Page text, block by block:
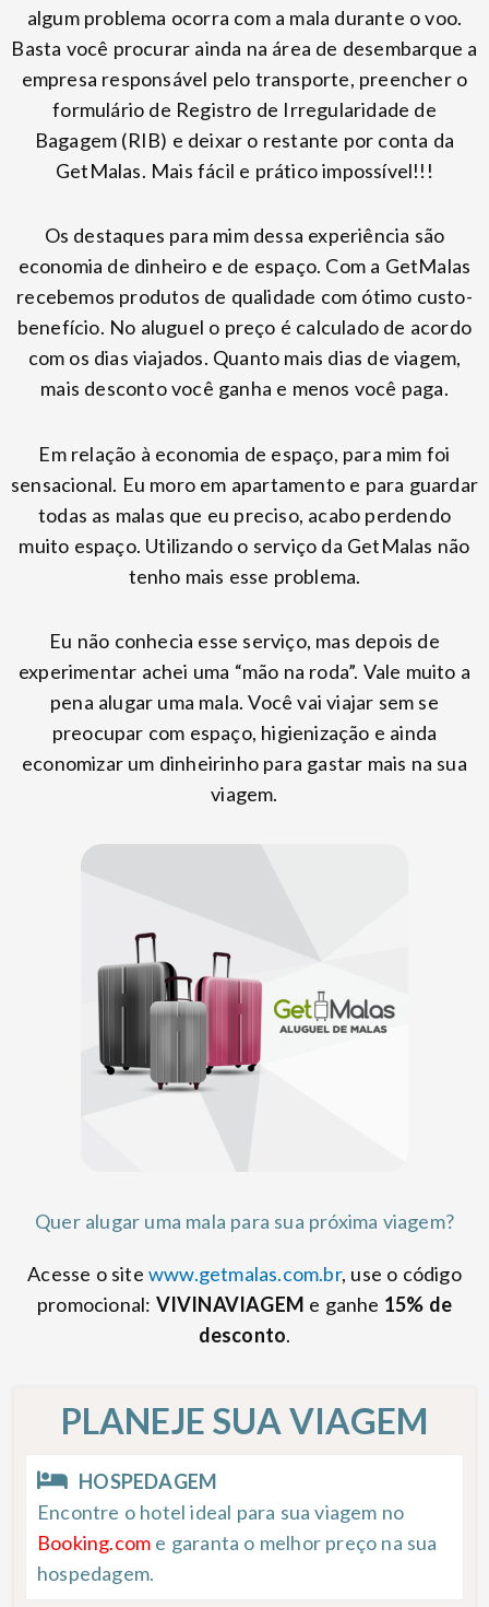
algum problema ocorra com a mala durante o voo.
Basta você procurar ainda na área de desembarque a
empresa responsável pelo transporte, preencher o
formulário de Registro de Irregularidade de
Bagagem (RIB) e deixar o restante por conta da
GetMalas. Mais fácil e prático impossível!!!
Os destaques para mim dessa experiência são
economia de dinheiro e de espaço. Com a GetMalas
recebemos produtos de qualidade com ótimo custo-
benefício. No aluguel o preço é calculado de acordo
com os dias viajados. Quanto mais dias de viagem,
mais desconto você ganha e menos você paga.
Em relação à economia de espaço, para mim foi
sensacional. Eu moro em apartamento e para guardar
todas as malas que eu preciso, acabo perdendo
muito espaço. Utilizando o serviço da GetMalas não
tenho mais esse problema.
Eu não conhecia esse serviço, mas depois de
experimentar achei uma “mão na roda”. Vale muito a
pena alugar uma mala. Você vai viajar sem se
preocupar com espaço, higienização e ainda
economizar um dinheirinho para gastar mais na sua
viagem.
Quer alugar uma mala para sua próxima viagem?
Acesse o sitewww.getmalas.com.br, use o código
promocional: VIVINAVIAGEM e ganhe 15% de
desconto.
PLANEJE SUA VIAGEM
HOSPEDAGEM
Encontre o hotel ideal para sua viagem no
Booking.com e garanta o melhor preço na sua
hospedagem.